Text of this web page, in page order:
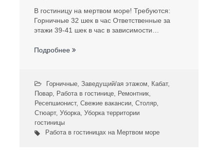
В гостиницу на мертвом море! Требуются:
Горничные 32 шек в час Ответственные за
этажи 39-41 шек в час в зависимости…
Подробнее
Горничные, Заведущий/ая этажом, Кабат,
Повар, Работа в гостинице, Ремонтник,
Ресепшионист, Свежие вакансии, Столяр,
Стюарт, Уборка, Уборка территории
гостиницы
Работа в гостиницах на Мертвом море